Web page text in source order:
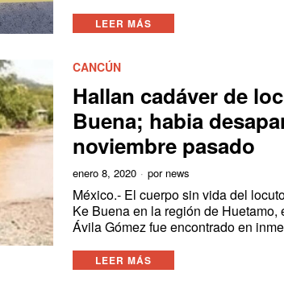
LEER MÁS
CANCÚN
Hallan cadáver de
Buena; habia
noviembre pasado
enero 8, 2020 por news
México.- El cuerpo sin vida del
Ke Buena en la región de Huetamo,
Ávila Gómez fue encontrado en
LEER MÁS